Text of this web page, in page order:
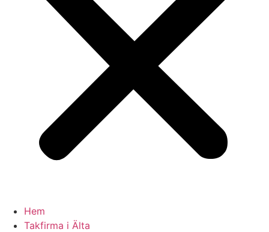
Hem
Takfirma i Älta